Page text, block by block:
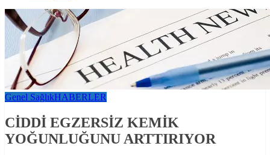
Genel SağlıkHABERLER
CİDDİ EGZERSİZ KEMİK
YOĞUNLUĞUNU ARTTIRIYOR